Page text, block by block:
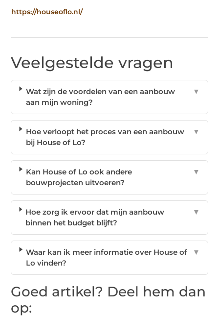
https://houseoflo.nl/
Veelgestelde vragen
Wat zijn de voordelen van een aanbouw
aan mijn woning?
▼
Hoe verloopt het proces van een aanbouw
bij House of Lo?
▼
Kan House of Lo ook andere
bouwprojecten uitvoeren?
▼
Hoe zorg ik ervoor dat mijn aanbouw
binnen het budget blijft?
▼
Waar kan ik meer informatie over House of
Lo vinden?
▼
Goed artikel? Deel hem dan
op: